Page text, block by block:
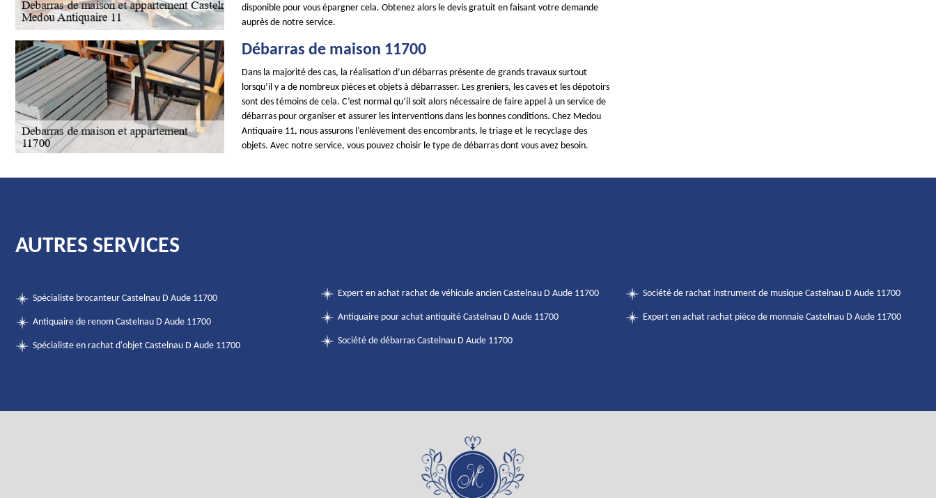
disponible pour vous épargner cela. Obtenez alors le devis gratuit en faisant votre demande
auprès de notre service.
Débarras de maison 11700
Dans la majorité des cas, la réalisation d’un débarras présente de grands travaux surtout
lorsqu’il y a de nombreux pièces et objets à débarrasser. Les greniers, les caves et les dépotoirs
sont des témoins de cela. C’est normal qu’il soit alors nécessaire de faire appel à un service de
débarras pour organiser et assurer les interventions dans les bonnes conditions. Chez Medou
Antiquaire 11, nous assurons l’enlèvement des encombrants, le triage et le recyclage des
objets. Avec notre service, vous pouvez choisir le type de débarras dont vous avez besoin.
AUTRES SERVICES
Spécialiste brocanteur Castelnau D Aude 11700
Antiquaire de renom Castelnau D Aude 11700
Spécialiste en rachat d'objet Castelnau D Aude 11700
Expert en achat rachat de véhicule ancien Castelnau D Aude 11700
Antiquaire pour achat antiquité Castelnau D Aude 11700
Société de débarras Castelnau D Aude 11700
Société de rachat instrument de musique Castelnau D Aude 11700
Expert en achat rachat pièce de monnaie Castelnau D Aude 11700